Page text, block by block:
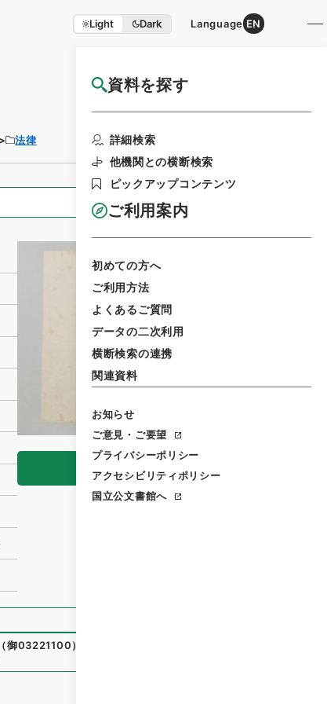
Light Dark Language EN
資料を探す
詳細検索
他機関との横断検索
ピックアップコンテンツ
ご利用案内
初めての方へ
ご利用方法
よくあるご質問
データの二次利用
横断検索の連携
関連資料
お知らせ
ご意見・ご要望
プライバシーポリシー
アクセシビリティポリシー
国立公文書館へ
国立公文書館HP利用案内
法律
全ての情報
閲覧
（御03221100）